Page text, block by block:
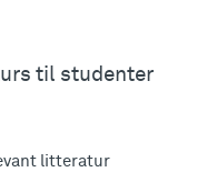
til studenter
litteratur